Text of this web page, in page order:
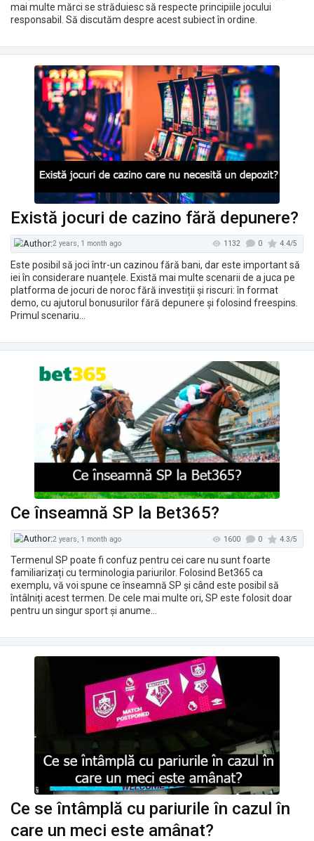
2 years ago
mai multe mărci se străduiesc să respecte principiile jocului
responsabil. Să discutăm despre acest subiect în ordine.
Există jocuri de cazino fără depunere?
Este posibil să joci într-un cazinou fără bani, dar este important să
iei în considerare nuanțele. Există mai multe scenarii de a juca pe
platforma de jocuri de noroc fără investiții și riscuri: în format
demo, cu ajutorul bonusurilor fără depunere și folosind freespins.
Primul scenariu…
Ce înseamnă SP la Bet365?
Termenul SP poate fi confuz pentru cei care nu sunt foarte
familiarizați cu terminologia pariurilor. Folosind Bet365 ca
exemplu, vă voi spune ce înseamnă SP și când este posibil să
întâlniți acest termen. De cele mai multe ori, SP este folosit doar
pentru un singur sport și anume…
Ce se întâmplă cu pariurile în cazul în
care un meci este amânat?